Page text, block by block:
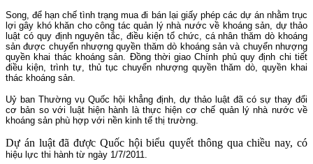
Song, để hạn chế tình trạng mua đi bán lại giấy phép các dự án nhằm trục
lợi gây khó khăn cho công tác quản lý nhà nước về khoáng sản, dự thảo
luật có quy định nguyên tắc, điều kiện tổ chức, cá nhân thăm dò khoáng
sản được chuyển nhượng quyền thăm dò khoáng sản và chuyển nhượng
quyền khai thác khoáng sản. Đồng thời giao Chính phủ quy định chi tiết
điều kiện, trình tự, thủ tục chuyển nhượng quyền thăm dò, quyền khai
thác khoáng sản.
Uỷ ban Thường vụ Quốc hội khẳng định, dự thảo luật đã có sự thay đổi
cơ bản so với luật hiện hành là thực hiện cơ chế quản lý nhà nước về
khoáng sản phù hợp với nền kinh tế thị trường.
Dự án luật đã được Quốc hội biểu quyết thông qua chiều nay, có
hiệu lực thi hành từ ngày 1/7/2011.